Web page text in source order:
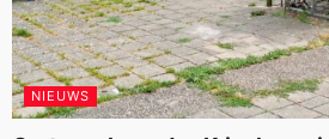
NIEUWS